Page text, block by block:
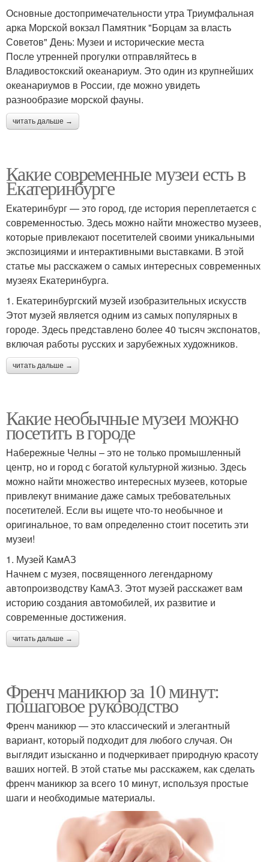
Основные достопримечательности утра Триумфальная
арка Морской вокзал Памятник "Борцам за власть
Советов" День: Музеи и исторические места
После утренней прогулки отправляйтесь в
Владивостокский океанариум. Это один из крупнейших
океанариумов в России, где можно увидеть
разнообразие морской фауны.
читать дальше →
Какие современные музеи есть в
Екатеринбурге
Екатеринбург — это город, где история переплетается с
современностью. Здесь можно найти множество музеев,
которые привлекают посетителей своими уникальными
экспозициями и интерактивными выставками. В этой
статье мы расскажем о самых интересных современных
музеях Екатеринбурга.
1. Екатеринбургский музей изобразительных искусств
Этот музей является одним из самых популярных в
городе. Здесь представлено более 40 тысяч экспонатов,
включая работы русских и зарубежных художников.
читать дальше →
Какие необычные музеи можно
посетить в городе
Набережные Челны – это не только промышленный
центр, но и город с богатой культурной жизнью. Здесь
можно найти множество интересных музеев, которые
привлекут внимание даже самых требовательных
посетителей. Если вы ищете что-то необычное и
оригинальное, то вам определенно стоит посетить эти
музеи!
1. Музей КамАЗ
Начнем с музея, посвященного легендарному
автопроизводству КамАЗ. Этот музей расскажет вам
историю создания автомобилей, их развитие и
современные достижения.
читать дальше →
Френч маникюр за 10 минут:
пошаговое руководство
Френч маникюр — это классический и элегантный
вариант, который подходит для любого случая. Он
выглядит изысканно и подчеркивает природную красоту
ваших ногтей. В этой статье мы расскажем, как сделать
френч маникюр за всего 10 минут, используя простые
шаги и необходимые материалы.